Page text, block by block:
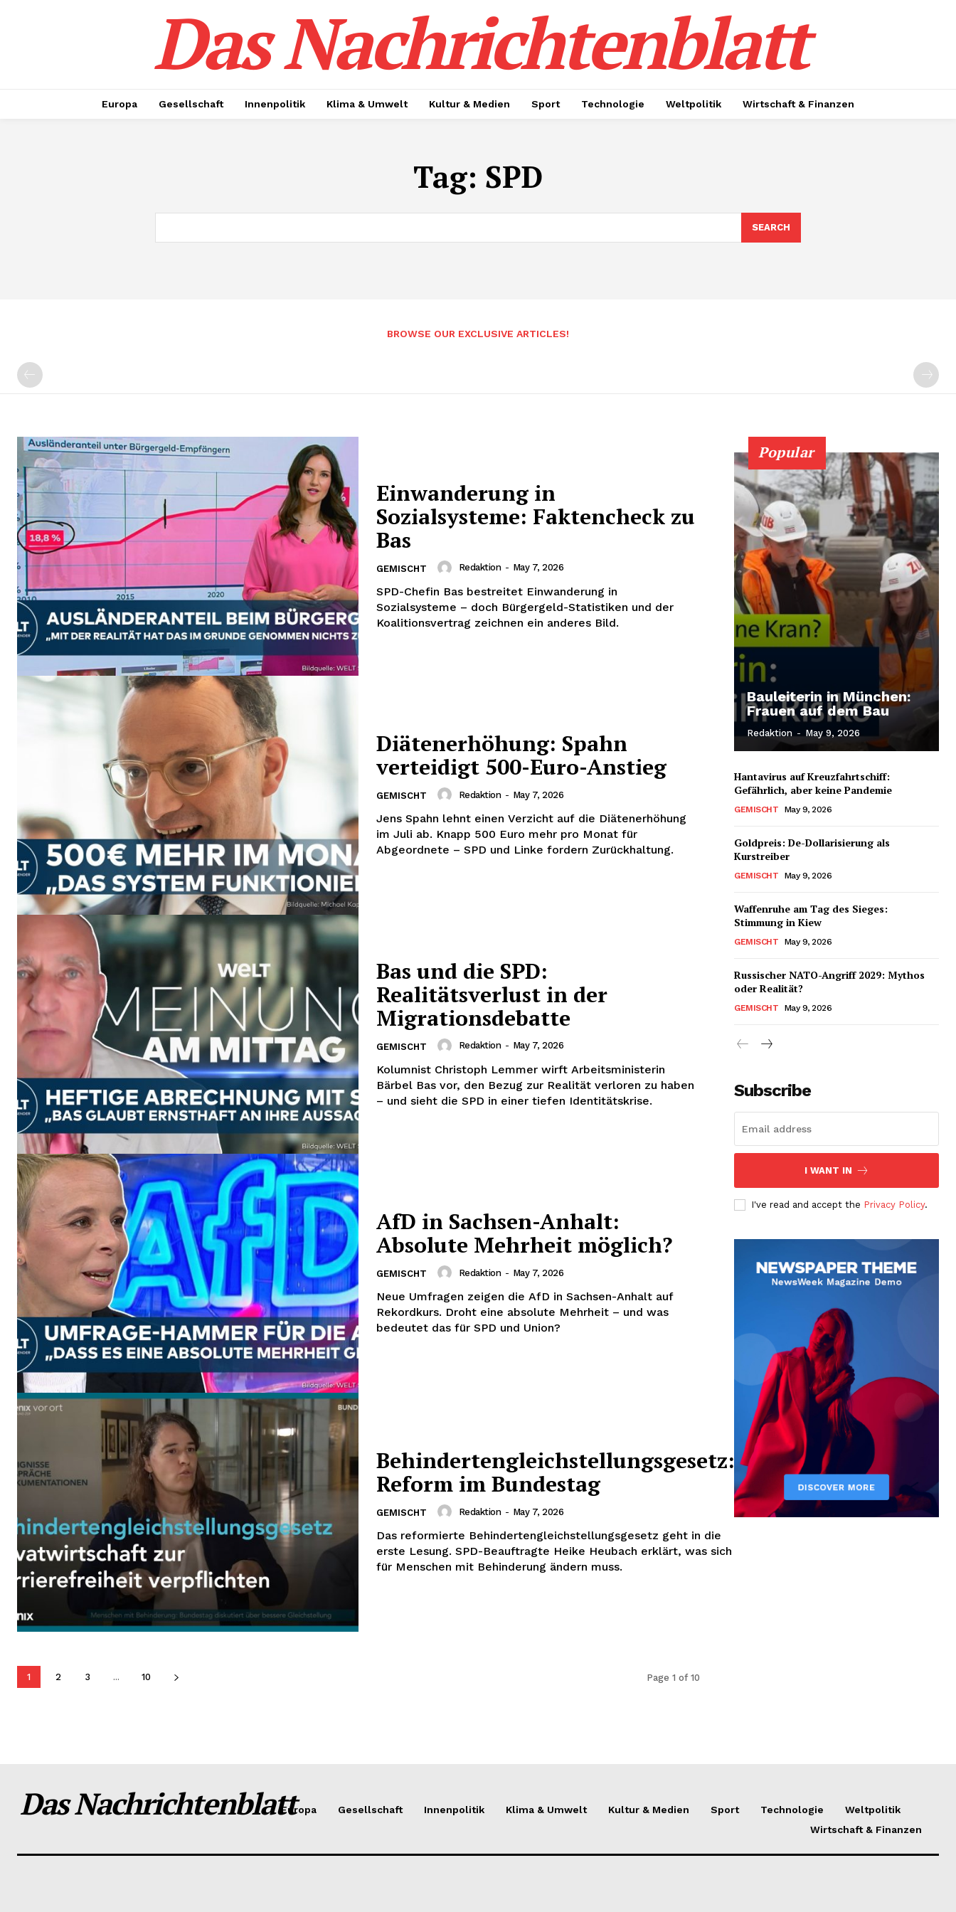
Das Nachrichtenblatt
Europa Gesellschaft Innenpolitik Klima & Umwelt Kultur & Medien Sport Technologie Weltpolitik Wirtschaft & Finanzen
Tag: SPD
SEARCH
BROWSE OUR EXCLUSIVE ARTICLES!
Einwanderung in
Sozialsysteme: Faktencheck zu
Bas
GEMISCHT Redaktion - May 7, 2026
SPD-Chefin Bas bestreitet Einwanderung in
Sozialsysteme – doch Bürgergeld-Statistiken und der
Koalitionsvertrag zeichnen ein anderes Bild.
Diätenerhöhung: Spahn
verteidigt 500-Euro-Anstieg
GEMISCHT Redaktion - May 7, 2026
Jens Spahn lehnt einen Verzicht auf die Diätenerhöhung
im Juli ab. Knapp 500 Euro mehr pro Monat für
Abgeordnete – SPD und Linke fordern Zurückhaltung.
Bas und die SPD:
Realitätsverlust in der
Migrationsdebatte
GEMISCHT Redaktion - May 7, 2026
Kolumnist Christoph Lemmer wirft Arbeitsministerin
Bärbel Bas vor, den Bezug zur Realität verloren zu haben
– und sieht die SPD in einer tiefen Identitätskrise.
AfD in Sachsen-Anhalt:
Absolute Mehrheit möglich?
GEMISCHT Redaktion - May 7, 2026
Neue Umfragen zeigen die AfD in Sachsen-Anhalt auf
Rekordkurs. Droht eine absolute Mehrheit – und was
bedeutet das für SPD und Union?
Behindertengleichstellungsgesetz:
Reform im Bundestag
GEMISCHT Redaktion - May 7, 2026
Das reformierte Behindertengleichstellungsgesetz geht in die
erste Lesung. SPD-Beauftragte Heike Heubach erklärt, was sich
für Menschen mit Behinderung ändern muss.
1 2 3 ... 10 Page 1 of 10
Popular
Bauleiterin in München:
Frauen auf dem Bau
Redaktion - May 9, 2026
Hantavirus auf Kreuzfahrtschiff:
Gefährlich, aber keine Pandemie
GEMISCHT May 9, 2026
Goldpreis: De-Dollarisierung als
Kurstreiber
GEMISCHT May 9, 2026
Waffenruhe am Tag des Sieges:
Stimmung in Kiew
GEMISCHT May 9, 2026
Russischer NATO-Angriff 2029: Mythos
oder Realität?
GEMISCHT May 9, 2026
Subscribe
I WANT IN
I've read and accept the Privacy Policy.
Das NachrichtenblattEuropa Gesellschaft Innenpolitik Klima & Umwelt Kultur & Medien Sport Technologie
Weltpolitik
Wirtschaft & Finanzen